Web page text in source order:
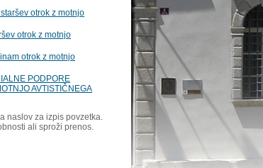
otrok z motnjo
otrok z motnjo
otrok z motnjo
PODPORE
AVTISTIČNEGA
naslov za izpis povzetka.
ali sproži prenos.